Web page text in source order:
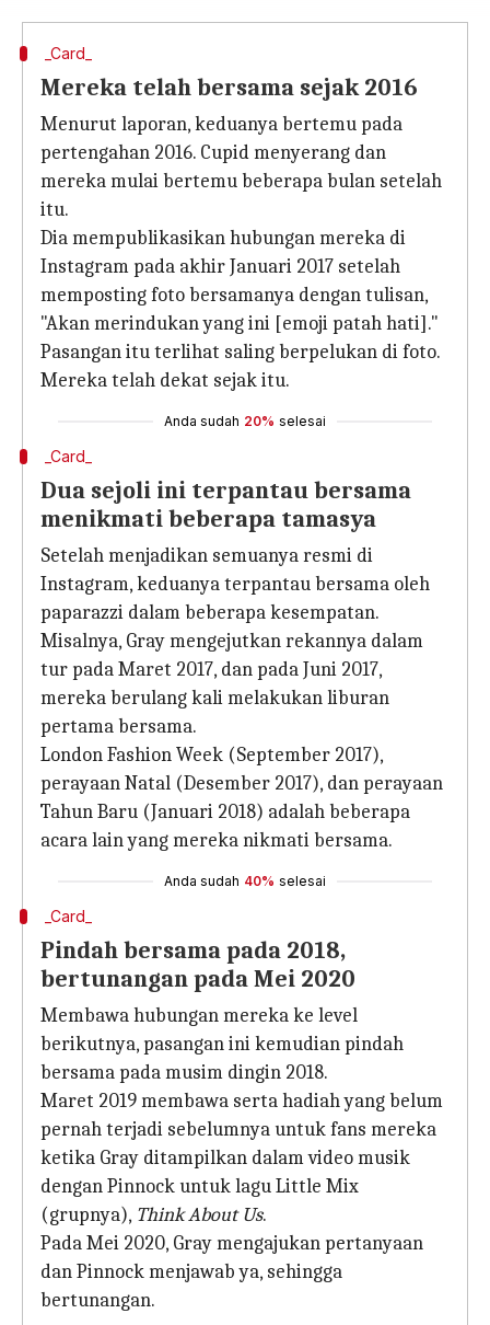
_Card_
Mereka telah bersama sejak 2016
Menurut laporan, keduanya bertemu pada
pertengahan 2016. Cupid menyerang dan
mereka mulai bertemu beberapa bulan setelah
itu.
Dia mempublikasikan hubungan mereka di
Instagram pada akhir Januari 2017 setelah
memposting foto bersamanya dengan tulisan,
"Akan merindukan yang ini [emoji patah hati]."
Pasangan itu terlihat saling berpelukan di foto.
Mereka telah dekat sejak itu.
Anda sudah 20% selesai
_Card_
Dua sejoli ini terpantau bersama
menikmati beberapa tamasya
Setelah menjadikan semuanya resmi di
Instagram, keduanya terpantau bersama oleh
paparazzi dalam beberapa kesempatan.
Misalnya, Gray mengejutkan rekannya dalam
tur pada Maret 2017, dan pada Juni 2017,
mereka berulang kali melakukan liburan
pertama bersama.
London Fashion Week (September 2017),
perayaan Natal (Desember 2017), dan perayaan
Tahun Baru (Januari 2018) adalah beberapa
acara lain yang mereka nikmati bersama.
Anda sudah 40% selesai
_Card_
Pindah bersama pada 2018,
bertunangan pada Mei 2020
Membawa hubungan mereka ke level
berikutnya, pasangan ini kemudian pindah
bersama pada musim dingin 2018.
Maret 2019 membawa serta hadiah yang belum
pernah terjadi sebelumnya untuk fans mereka
ketika Gray ditampilkan dalam video musik
dengan Pinnock untuk lagu Little Mix
(grupnya), Think About Us.
Pada Mei 2020, Gray mengajukan pertanyaan
dan Pinnock menjawab ya, sehingga
bertunangan.